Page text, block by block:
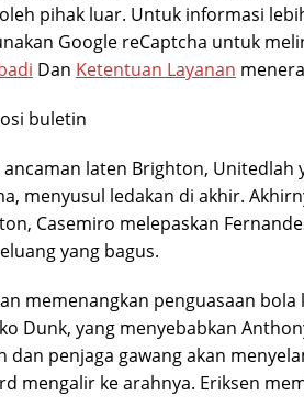
pihak luar. Untuk informasi
Google reCaptcha untuk
Dan Ketentuan Layanan
buletin
laten Brighton,
menyusul ledakan di akhir.
Casemiro melepaskan
yang bagus.
memenangkan penguasaan
Dunk, yang menyebabkan
dan penjaga gawang akan
mengalir ke arahnya. Eriksen